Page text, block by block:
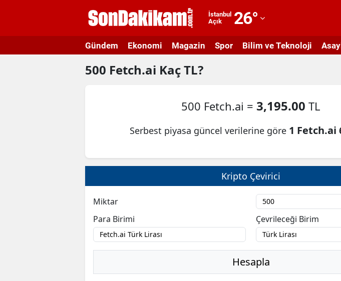
İstanbul
Açık
26°
Adıyaman
Amasya
Ankara
Artvin
Bitlis
Gündem Ekonomi Magazin Spor Bilim ve Teknoloji
500 Fetch.ai Kaç TL?
500 Fetch.ai = 3,195.00TL
Serbest piyasa güncel verilerine göre 1 Fetch.ai
Kripto Çevirici
Miktar
Para Birimi
Çevrileceği Birim
Hesapla